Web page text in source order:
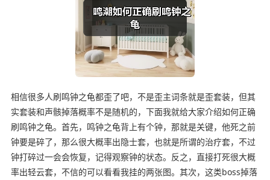
相信很多人刷鸣钟之龟都歪了吧，不是歪主词条就是歪套装，但其
实套装和声骸掉落概率不是随机的，下面我就给大家介绍如何正确
刷鸣钟之龟。首先，鸣钟之龟背上有个钟，那就是关键，他死之前
钟要是碎了，那么很大概率出隐士套，也就是所谓的治疗套，不过
钟打碎过一会会恢复，记得观察钟的状态。反之，直接打死很大概
率出轻云套，不信的可以看看我挂的两张图。其次，这类boss掉落